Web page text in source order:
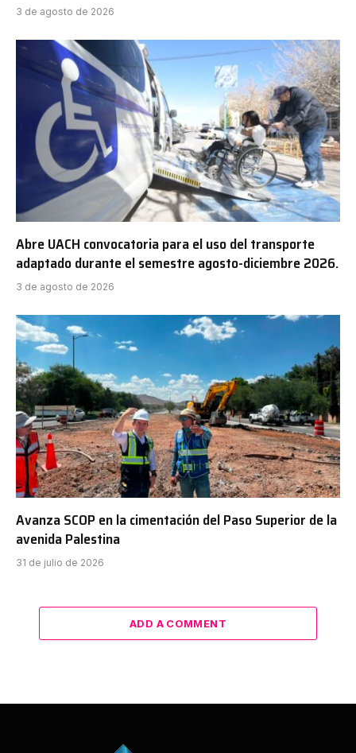
3 de agosto de 2026
Abre UACH convocatoria para el uso del transporte
adaptado durante el semestre agosto-diciembre 2026.
3 de agosto de 2026
Avanza SCOP en la cimentación del Paso Superior de la
avenida Palestina
31 de julio de 2026
ADD A COMMENT